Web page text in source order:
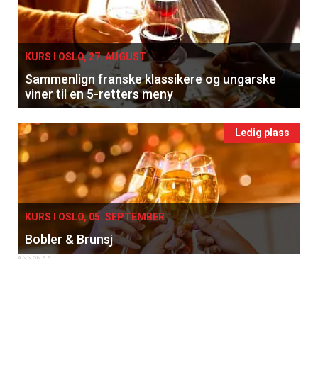
KURS I OSLO, 27. AUGUST
Sammenlign franske klassikere og ungarske
viner til en 5-retters meny
Ledig plass
KURS I OSLO, 05. SEPTEMBER
Bobler & Brunsj